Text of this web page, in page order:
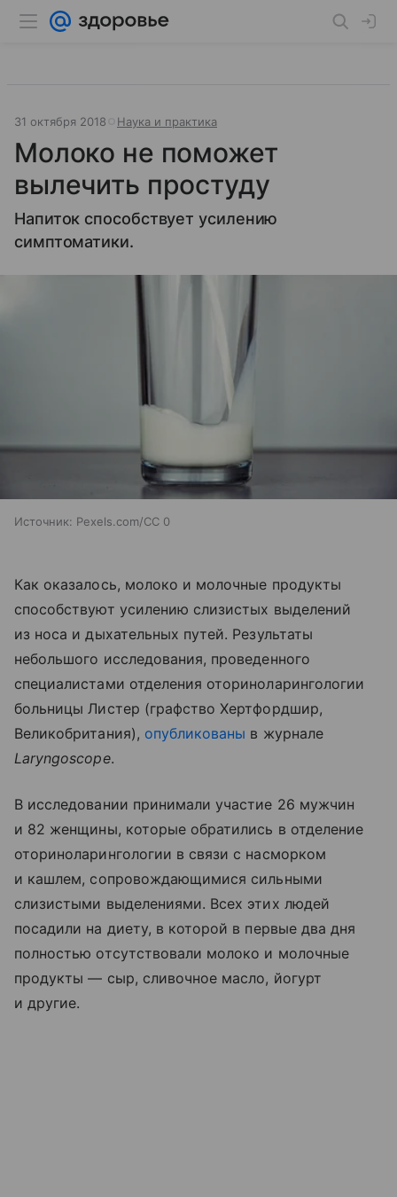
31 октября 2018 Наука и практика
Молоко не поможет
вылечить простуду
Напиток способствует усилению
симптоматики.
Источник: Pexels.com/CC 0
Как оказалось, молоко и молочные продукты
способствуют усилению слизистых выделений
из носа и дыхательных путей. Результаты
небольшого исследования, проведенного
специалистами отделения оториноларингологии
больницы Листер (графство Хертфордшир,
Великобритания), опубликованы в журнале
Laryngoscope.
В исследовании принимали участие 26 мужчин
и 82 женщины, которые обратились в отделение
оториноларингологии в связи с насморком
и кашлем, сопровождающимися сильными
слизистыми выделениями. Всех этих людей
посадили на диету, в которой в первые два дня
полностью отсутствовали молоко и молочные
продукты — сыр, сливочное масло, йогурт
и другие.